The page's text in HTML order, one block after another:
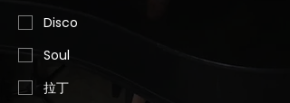
Disco
Soul
拉丁